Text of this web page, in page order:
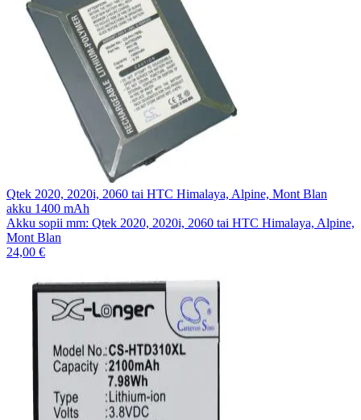
Qtek 2020, 2020i, 2060 tai HTC Himalaya, Alpine, Mont Blan
akku 1400 mAh
Akku sopii mm: Qtek 2020, 2020i, 2060 tai HTC Himalaya, Alpine,
Mont Blan
24,00 €